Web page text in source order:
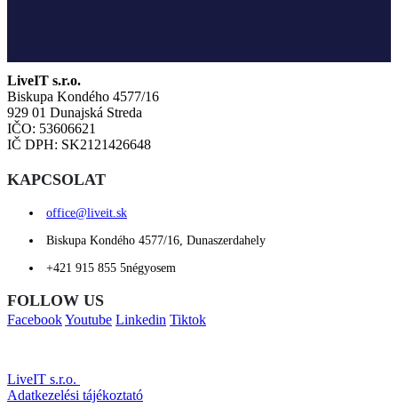
LiveIT s.r.o.
Biskupa Kondého 4577/16
929 01 Dunajská Streda
IČO: 53606621
IČ DPH: SK2121426648
KAPCSOLAT
office@liveit.sk
Biskupa Kondého 4577/16, Dunaszerdahely
+421 915 855 5négyosem
FOLLOW US
FacebookYoutube Linkedin Tiktok
LiveIT s.r.o.
Adatkezelési tájékoztató